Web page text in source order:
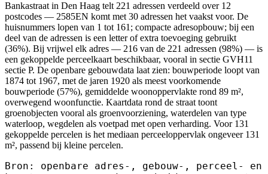
Bankastraat in Den Haag telt 221 adressen verdeeld over 12
postcodes — 2585EN komt met 30 adressen het vaakst voor. De
huisnummers lopen van 1 tot 161; compacte adresopbouw; bij een
deel van de adressen is een letter of extra toevoeging gebruikt
(36%). Bij vrijwel elk adres — 216 van de 221 adressen (98%) — is
een gekoppelde perceelkaart beschikbaar, vooral in sectie GVH11
sectie P. De openbare gebouwdata laat zien: bouwperiode loopt van
1874 tot 1967, met de jaren 1920 als meest voorkomende
bouwperiode (57%), gemiddelde woonoppervlakte rond 89 m²,
overwegend woonfunctie. Kaartdata rond de straat toont
groenobjecten vooral als groenvoorziening, waterdelen van type
waterloop, wegdelen als voetpad met open verharding. Voor 131
gekoppelde percelen is het mediaan perceeloppervlak ongeveer 131
m², passend bij kleine percelen.
Bron: openbare adres-, gebouw-, perceel- en